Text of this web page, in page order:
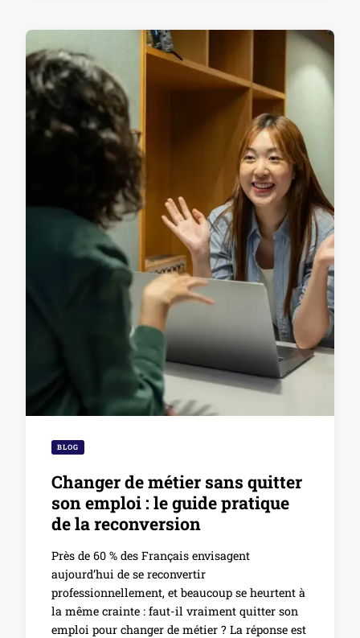
BLOG
Changer de métier sans quitter
son emploi : le guide pratique
de la reconversion
Près de 60 % des Français envisagent
aujourd’hui de se reconvertir
professionnellement, et beaucoup se heurtent à
la même crainte : faut-il vraiment quitter son
emploi pour changer de métier ? La réponse est